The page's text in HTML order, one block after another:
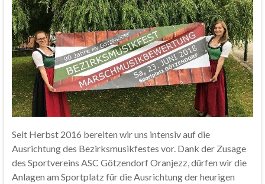
Seit Herbst 2016 bereiten wir uns intensiv auf die
Ausrichtung des Bezirksmusikfestes vor. Dank der Zusage
des Sportvereins ASC Götzendorf Oranjezz, dürfen wir die
Anlagen am Sportplatz für die Ausrichtung der heurigen